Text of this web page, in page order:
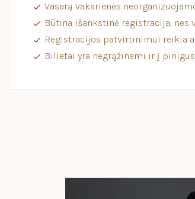
Vasarą vakarienės
Būtina išankstinė registracija, nes
Registracijos patvirtinimui reikia
Bilietai yra negrąžinami ir į